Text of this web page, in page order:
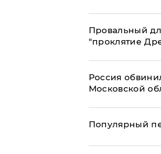
Провальный
"проклятие
Россия
Московской
Популярный